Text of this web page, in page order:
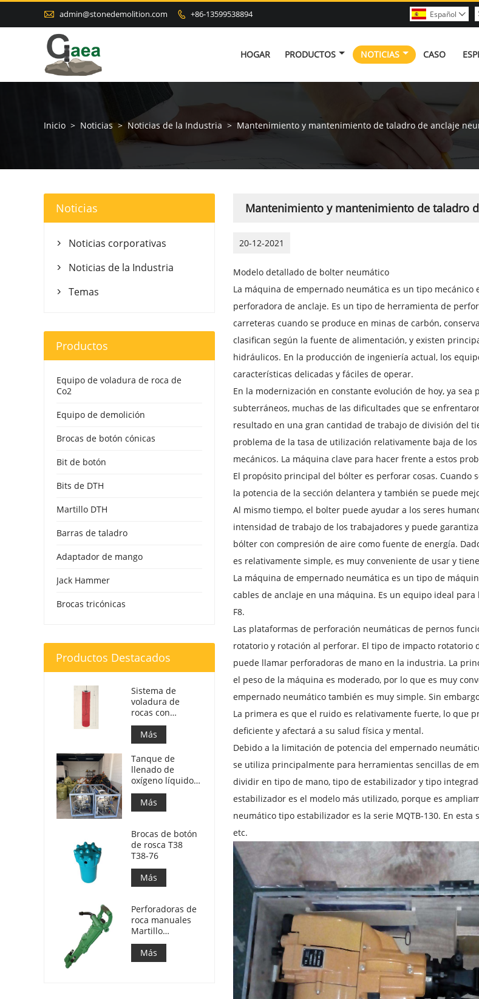
 admin@stonedemolition.com  +86-13599538894 Español 
HOGAR PRODUCTOS NOTICIAS CASO
Inicio > Noticias > Noticias de la Industria > Mantenimiento y mantenimiento de taladro de anclaje
Mantenimiento y mantenimiento de taladro
20-12-2021
Modelo detallado de bolter neumático
La máquina de empernado neumática es un tipo
perforadora de anclaje. Es un tipo de herramienta de
carreteras cuando se produce en minas de carbón,
clasifican según la fuente de alimentación, y existen
hidráulicos. En la producción de ingeniería actual, los
características delicadas y fáciles de operar.
En la modernización en constante evolución de hoy, ya
subterráneos, muchas de las dificultades que se
resultado en una gran cantidad de trabajo de división del
problema de la tasa de utilización relativamente baja de
mecánicos. La máquina clave para hacer frente a estos
El propósito principal del bólter es perforar cosas. Cuando
la potencia de la sección delantera y también se puede
Al mismo tiempo, el bolter puede ayudar a los seres
intensidad de trabajo de los trabajadores y puede
bólter con compresión de aire como fuente de energía.
es relativamente simple, es muy conveniente de usar y
La máquina de empernado neumática es un tipo de
cables de anclaje en una máquina. Es un equipo ideal
F8.
Las plataformas de perforación neumáticas de pernos
rotatorio y rotación al perforar. El tipo de impacto
puede llamar perforadoras de mano en la industria. La
el peso de la máquina es moderado, por lo que es muy
empernado neumático también es muy simple. Sin
La primera es que el ruido es relativamente fuerte, lo que
deficiente y afectará a su salud física y mental.
Debido a la limitación de potencia del empernado
se utiliza principalmente para herramientas sencillas de
dividir en tipo de mano, tipo de estabilizador y tipo
estabilizador es el modelo más utilizado, porque es
neumático tipo estabilizador es la serie MQTB-130. En
etc.
Noticias
 Noticias corporativas
 Noticias de la Industria
 Temas
Productos
Equipo de voladura de roca de
Co2
Equipo de demolición
Brocas de botón cónicas
Bit de botón
Bits de DTH
Martillo DTH
Barras de taladro
Adaptador de mango
Jack Hammer
Brocas tricónicas
Productos Destacados
Sistema de
voladura de
rocas con
oxígeno |
Fractura de rocas
con oxígeno
líquido para
minería
Más
Tanque de
llenado de
oxígeno líquido
de 499 L para
voladura de
rocas
Más
Brocas de botón
de rosca T38
T38-76
Más
Perforadoras de
roca manuales
Martillo
neumático Y24
Más